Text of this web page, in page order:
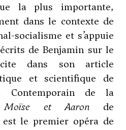
la plus importante,
dans le contexte de
socialisme et s’appuie
de Benjamin sur le
dans son article
et scientifique de
Contemporain de la
Moïse et Aaron de
le premier opéra de